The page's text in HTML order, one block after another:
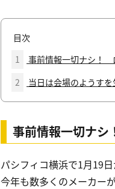
目次
1
事前情報一切ナシ！
2
当日は会場のようす
事前情報一切ナ
パシフィコ横浜で1月19
今年も数多くのメーカー